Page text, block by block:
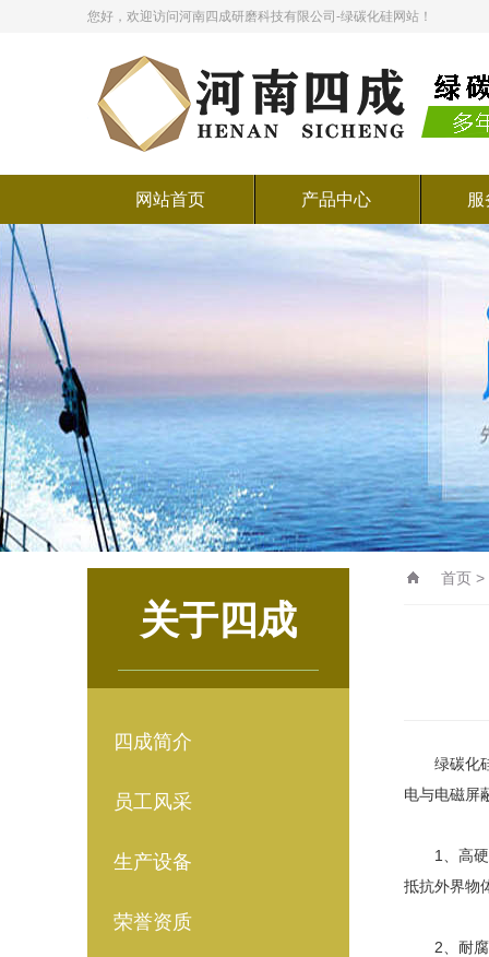
您好，欢迎访问河南四成研磨科技有限公司-绿碳化硅网站！
网站首页 产品中心
关于四成
四成简介
员工风采
生产设备
荣誉资质
首页 >
绿碳化
电与电磁屏
1、高硬度
抵抗外界物
2、耐腐蚀